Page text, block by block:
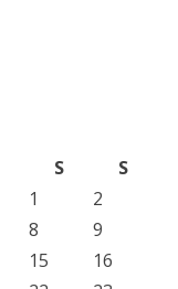
S
S
1
2
8
9
15
16